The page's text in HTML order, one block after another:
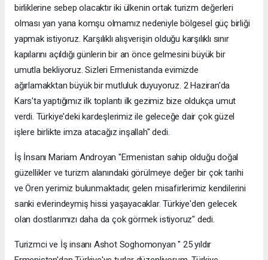
birliklerine sebep olacaktır iki ülkenin ortak turizm değerleri
olması yan yana komşu olmamız nedeniyle bölgesel güç birliği
yapmak istiyoruz. Karşılıklı alışverişin olduğu karşılıklı sınır
kapılarını açıldığı günlerin bir an önce gelmesini büyük bir
umutla bekliyoruz. Sizleri Ermenistanda evimizde
ağırlamakktan büyük bir mutluluk duyuyoruz. 2 Haziran'da
Kars'ta yaptığımız ilk toplantı ilk gezimiz bize oldukça umut
verdi. Türkiye'deki kardeşlerimiz ile geleceğe dair çok güzel
işlere birlikte imza atacağız inşallah" dedi.
İş İnsanı Mariam Androyan "Ermenistan sahip olduğu doğal
güzellikler ve turizm alanındaki görülmeye değer bir çok tarihi
ve Ören yerimiz bulunmaktadır, gelen misafirlerimiz kendilerini
sanki evlerindeymiş hissi yaşayacaklar. Türkiye'den gelecek
olan dostlarımızı daha da çok görmek istiyoruz" dedi.
Turizmci ve İş insanı Ashot Soghomonyan " 25 yıldır